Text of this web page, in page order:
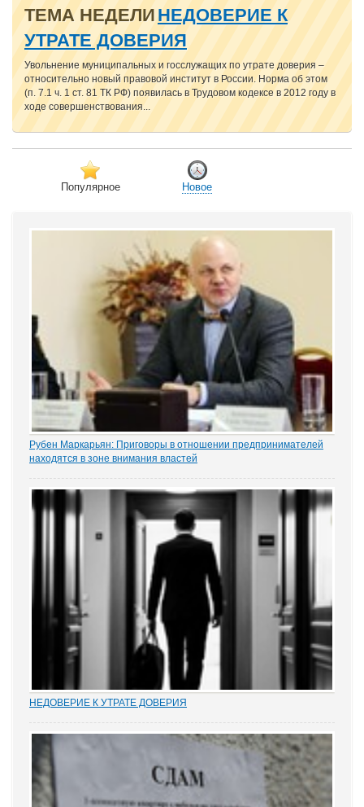
ТЕМА НЕДЕЛИ НЕДОВЕРИЕ К
УТРАТЕ ДОВЕРИЯ
Увольнение муниципальных и госслужащих по утрате доверия –
относительно новый правовой институт в России. Норма об этом
(п. 7.1 ч. 1 ст. 81 ТК РФ) появилась в Трудовом кодексе в 2012 году в
ходе совершенствования...
Популярное Новое
Рубен Маркарьян: Приговоры в отношении предпринимателей
находятся в зоне внимания властей
расследования «Пермский захват». Владелец сети заправок...
НЕДОВЕРИЕ К УТРАТЕ ДОВЕРИЯ
(п. 7.1 ч. 1 ст. 81 ТК РФ) появилась в Трудовом кодексе в 2012 году
в ходе совершенствования...